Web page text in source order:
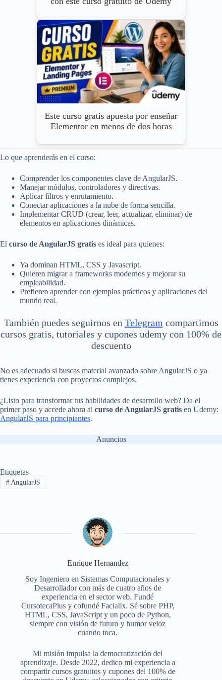
Este curso gratis apuesta por enseñar
Elementor en menos de dos horas
Lo que aprenderás en el curso:
Comprender los componentes clave de AngularJS.
Manejar módulos, controladores y directivas.
Aplicar filtros y enrutamiento.
Conectar aplicaciones a la nube de forma sencilla.
Implementar CRUD (crear, leer, actualizar, eliminar) de
elementos en aplicaciones dinámicas.
El curso de AngularJS gratis es ideal para quienes:
Ya dominan HTML, CSS y Javascript.
Quieren migrar a frameworks modernos y mejorar su
empleabilidad.
Prefieren aprender con ejemplos prácticos y aplicaciones del
mundo real.
También puedes seguirnos en Telegram compartimos
cursos gratis, tutoriales y cupones udemy con 100% de
descuento
No es adecuado si buscas material avanzado sobre AngularJS o ya
tienes experiencia con proyectos complejos.
¿Listo para transformar tus habilidades de desarrollo web? Da el
primer paso y accede ahora al curso de AngularJS gratis en Udemy:
AngularJS para principiantes.
Anuncios
Etiquetas
#AngularJS
Enrique Hernandez
Soy Ingeniero en Sistemas Computacionales y
Desarrollador con más de cuatro años de
experiencia en el sector web. Fundé
CursotecaPlus y cofundé Facialix. Sé sobre PHP,
HTML, CSS, JavaScript y un poco de Python,
siempre con visión de futuro y humor veloz
cuando toca.
Mi misión impulsa la democratización del
aprendizaje. Desde 2022, dedico mi experiencia a
compartir cursos gratuitos y cupones del 100% de